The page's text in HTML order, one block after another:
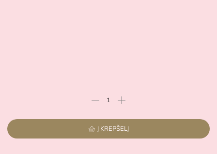
Į KREPŠELĮ